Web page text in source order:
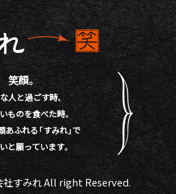
笑顔。
人と過ごす時、
ものを食べた時。
あふれる「すみれ」で
と願っています。
すみれ All right Reserved.